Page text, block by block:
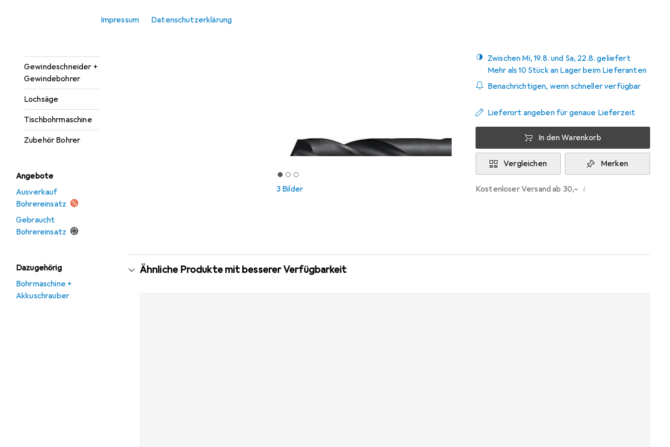
Impressum Datenschutzerklärung
Gewindeschneider +
Gewindebohrer
Lochsäge
Tischbohrmaschine
Zubehör Bohrer
Angebote
Ausverkauf
Bohrereinsatz
Gebraucht
Bohrereinsatz
Dazugehörig
Bohrmaschine +
Akkuschrauber
3 Bilder
Zwischen Mi, 19.8. und Sa, 22.8. geliefert
Mehr als 10 Stück an Lager beim Lieferanten
Benachrichtigen, wenn schneller verfügbar
Lieferort angeben für genaue Lieferzeit
In den Warenkorb
Vergleichen Merken
Kostenloser Versand ab 30,– i
Ähnliche Produkte mit besserer Verfügbarkeit